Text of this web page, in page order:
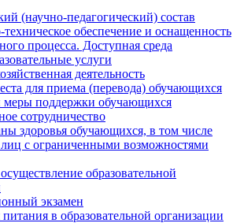
(научно-педагогический) состав
обеспечение и оснащенность
процесса. Доступная среда
услуги
деятельность
для приема (перевода) обучающихся
поддержки обучающихся
сотрудничество
здоровья обучающихся, в том числе
с ограниченными возможностями
образовательной
экзамен
в образовательной организации